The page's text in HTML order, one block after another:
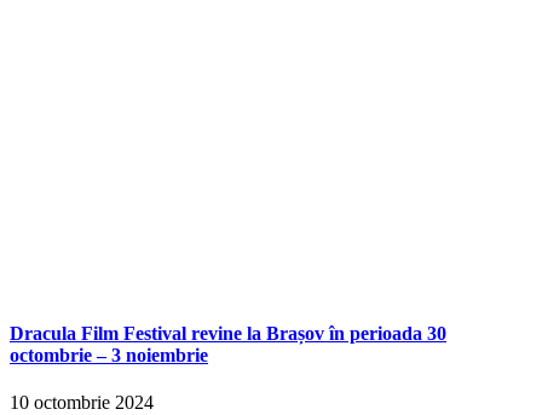
Dracula Film Festival revine la Brașov în perioada 30
octombrie – 3 noiembrie
10 octombrie 2024